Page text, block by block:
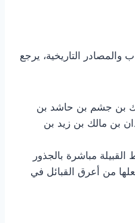
والمصادر التاريخية، يرجع
بن جشم بن حاشد بن
بن مالك بن زيد بن
مباشرة بالجذور
من أعرق القبائل في